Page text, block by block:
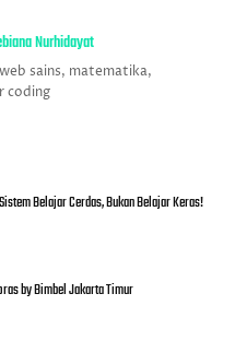
Nurhidayat
sains, matematika,
coding
Belajar Cerdas, Bukan Belajar Keras!
by Bimbel Jakarta Timur